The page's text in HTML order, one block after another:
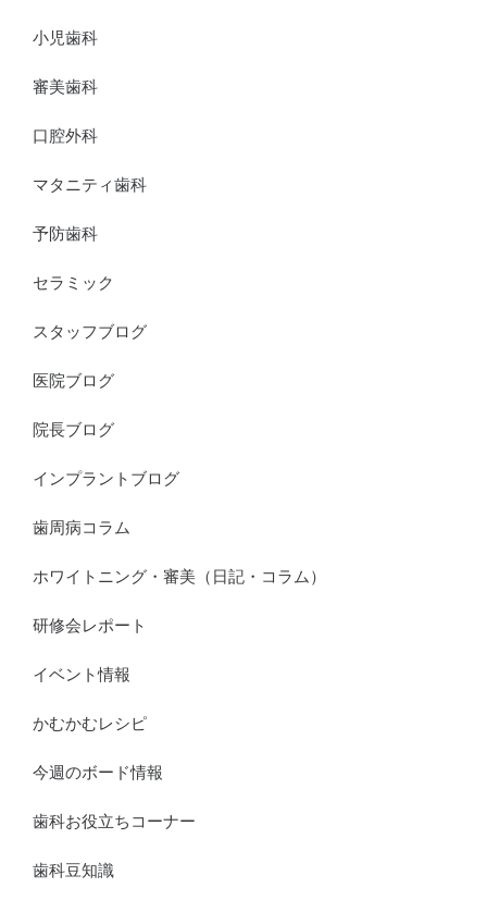
小児歯科
審美歯科
口腔外科
マタニティ歯科
予防歯科
セラミック
スタッフブログ
医院ブログ
院長ブログ
インプラントブログ
歯周病コラム
ホワイトニング・審美（日記・コラム）
研修会レポート
イベント情報
かむかむレシピ
今週のボード情報
歯科お役立ちコーナー
歯科豆知識